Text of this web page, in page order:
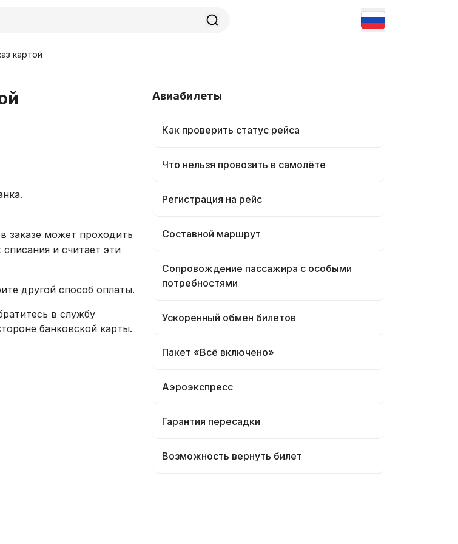
картой
заказе может проходить
и считает эти
другой способ оплаты.
в службу
банковской карты.
Авиабилеты
Как проверить статус рейса
Что нельзя провозить в самолёте
Регистрация на рейс
Составной маршрут
Сопровождение пассажира с особыми
потребностями
Ускоренный обмен билетов
Пакет «Всё включено»
Аэроэкспресс
Гарантия пересадки
Возможность вернуть билет